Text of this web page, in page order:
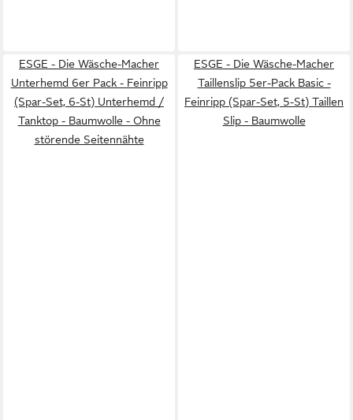
ESGE - Die Wäsche-Macher
Unterhemd 6er Pack - Feinripp
(Spar-Set, 6-St) Unterhemd /
Tanktop - Baumwolle - Ohne
störende Seitennähte
ESGE - Die Wäsche-Macher
Taillenslip 5er-Pack Basic -
Feinripp (Spar-Set, 5-St) Taillen
Slip - Baumwolle